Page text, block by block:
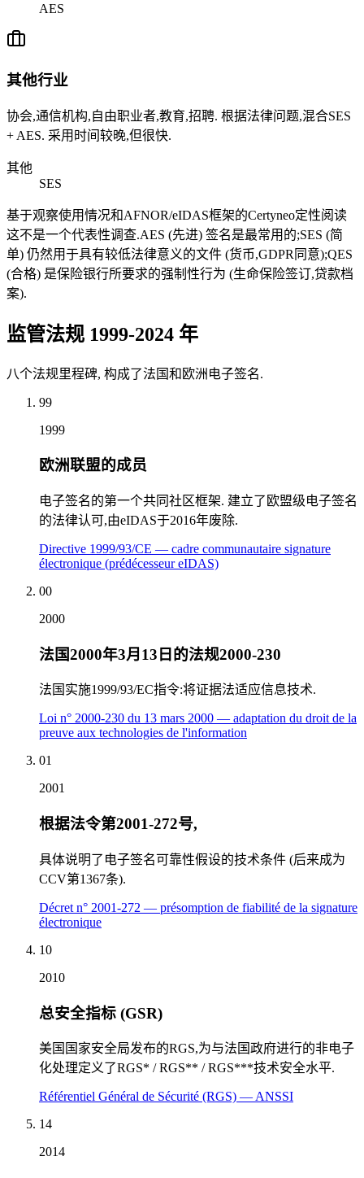
AES
其他行业
协会,通信机构,自由职业者,教育,招聘. 根据法律问题,混合SES
+ AES. 采用时间较晚,但很快.
其他
SES
基于观察使用情况和AFNOR/eIDAS框架的Certyneo定性阅读
这不是一个代表性调查.AES (先进) 签名是最常用的;SES (简
单) 仍然用于具有较低法律意义的文件 (货币,GDPR同意);QES
(合格) 是保险银行所要求的强制性行为 (生命保险签订,贷款档
案).
监管法规 1999-2024 年
八个法规里程碑, 构成了法国和欧洲电子签名.
99
1999
欧洲联盟的成员
电子签名的第一个共同社区框架. 建立了欧盟级电子签名
的法律认可,由eIDAS于2016年废除.
Directive 1999/93/CE — cadre communautaire signature
électronique (prédécesseur eIDAS)
00
2000
法国2000年3月13日的法规2000-230
法国实施1999/93/EC指令:将证据法适应信息技术.
Loi n° 2000-230 du 13 mars 2000 — adaptation du droit de la
preuve aux technologies de l'information
01
2001
根据法令第2001-272号,
具体说明了电子签名可靠性假设的技术条件 (后来成为
CCV第1367条).
Décret n° 2001-272 — présomption de fiabilité de la signature
électronique
10
2010
总安全指标 (GSR)
美国国家安全局发布的RGS,为与法国政府进行的非电子
化处理定义了RGS* / RGS** / RGS***技术安全水平.
Référentiel Général de Sécurité (RGS) — ANSSI
14
2014